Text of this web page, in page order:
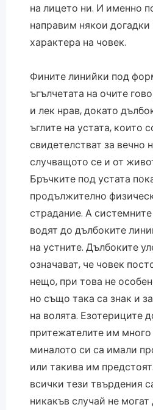
на лицето ни. И именно
направим някои догадки
характера на човек.
Фините линийки под
ъгълчетата на очите
и лек нрав, докато
ъглите на устата, които
свидетелстват за вечно
случващото се и от
Бръчките под устата
продължително
страдание. А
водят до дълбоките
на устните. Дълбоките
означават, че човек
нещо, при това не
но също така са знак и
на волята. Езотериците
притежателите им
миналото си са имали
или такива им
всички тези твърдения
никакъв случай не могат